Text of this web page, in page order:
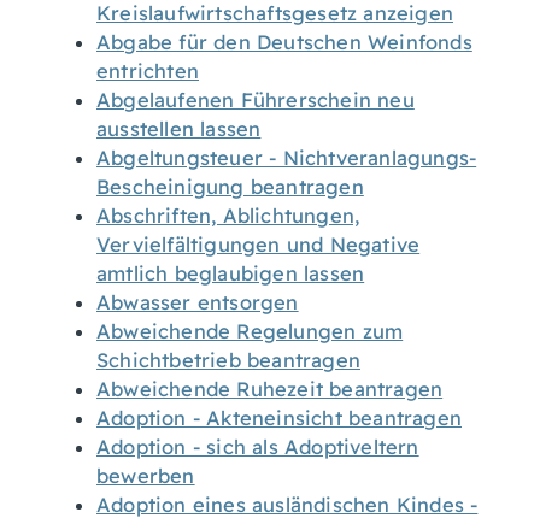
Kreislaufwirtschaftsgesetz anzeigen
Abgabe für den Deutschen Weinfonds
entrichten
Abgelaufenen Führerschein neu
ausstellen lassen
Abgeltungsteuer - Nichtveranlagungs-
Bescheinigung beantragen
Abschriften, Ablichtungen,
Vervielfältigungen und Negative
amtlich beglaubigen lassen
Abwasser entsorgen
Abweichende Regelungen zum
Schichtbetrieb beantragen
Abweichende Ruhezeit beantragen
Adoption - Akteneinsicht beantragen
Adoption - sich als Adoptiveltern
bewerben
Adoption eines ausländischen Kindes -